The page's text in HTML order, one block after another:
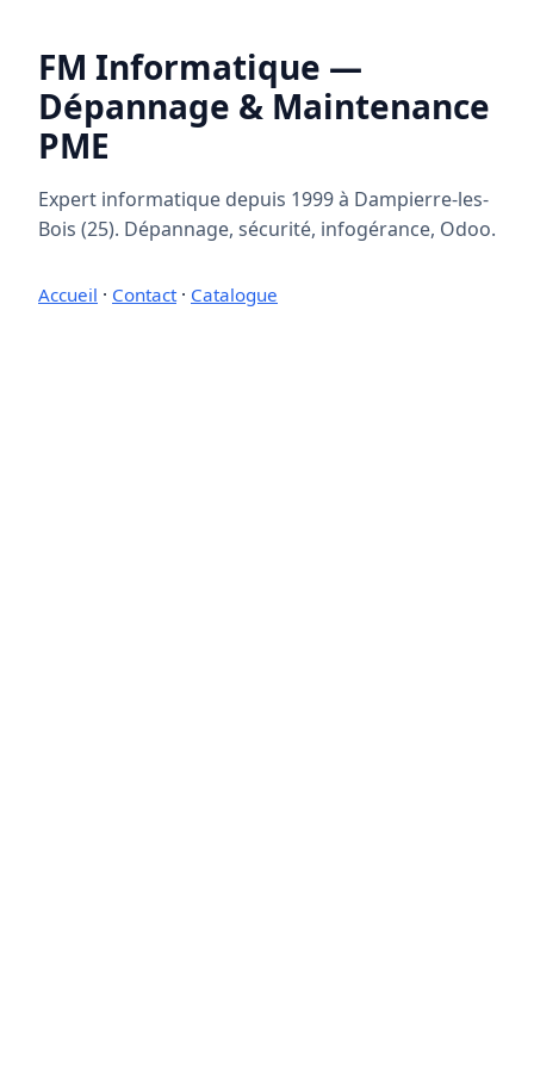
FM Informatique —
Dépannage & Maintenance
PME
Expert informatique depuis 1999 à Dampierre-les-
Bois (25). Dépannage, sécurité, infogérance, Odoo.
Accueil · Contact· Catalogue